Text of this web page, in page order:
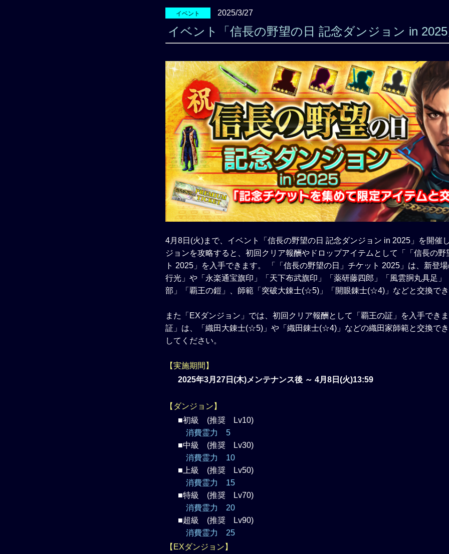
イベント 2025/3/27
イベント「信長の野望の日 記念ダンジョン in 2025
4月8日(火)まで、イベント「信長の野望の日 記念ダンジョン in 2025」を開催
ジョンを攻略すると、初回クリア報酬やドロップアイテムとして「「信長の野
ト 2025」を入手できます。 「「信長の野望の日」チケット 2025」は、新登
行光」や「永楽通宝旗印」「天下布武旗印」「薬研藤四郎」「風雲胴丸具足」
部」「覇王の鎧」、師範「突破大錬士(☆5)」「開眼錬士(☆4)」などと交換でき
また「EXダンジョン」では、初回クリア報酬として「覇王の証」を入手でき
証」は、「織田大錬士(☆5)」や「織田錬士(☆4)」などの織田家師範と交換で
してください。
【実施期間】
2025年3月27日(木)メンテナンス後 ～ 4月8日(火)13:59
【ダンジョン】
■初級 (推奨 Lv10)
消費霊力 5
■中級 (推奨 Lv30)
消費霊力 10
■上級 (推奨 Lv50)
消費霊力 15
■特級 (推奨 Lv70)
消費霊力 20
■超級 (推奨 Lv90)
消費霊力 25
【EXダンジョン】